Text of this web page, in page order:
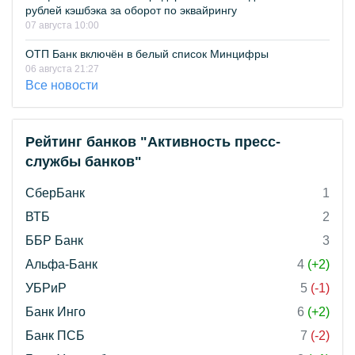
рублей кэшбэка за оборот по эквайрингу
07 августа 10:00
ОТП Банк включён в белый список Минцифры
06 августа 21:27
Все новости
Рейтинг банков "Активность пресс-
службы банков"
СберБанк
1
ВТБ
2
ББР Банк
3
Альфа-Банк
4 (+2)
УБРиР
5 (-1)
Банк Инго
6 (+2)
Банк ПСБ
7 (-2)